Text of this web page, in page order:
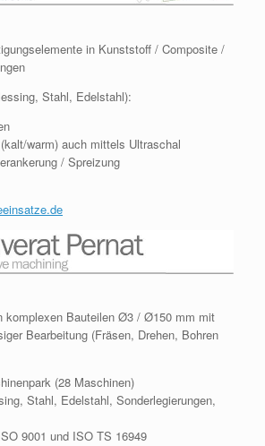
in Kunststoff / Composite /
Stahl, Edelstahl):
warm) auch mittels Ultraschal
/ Spreizung
komplexen Bauteilen Ø3 / Ø150 mm mit
Bearbeitung (Fräsen, Drehen, Bohren
(28 Maschinen)
Stahl, Edelstahl, Sonderlegierungen,
9001 und ISO TS 16949